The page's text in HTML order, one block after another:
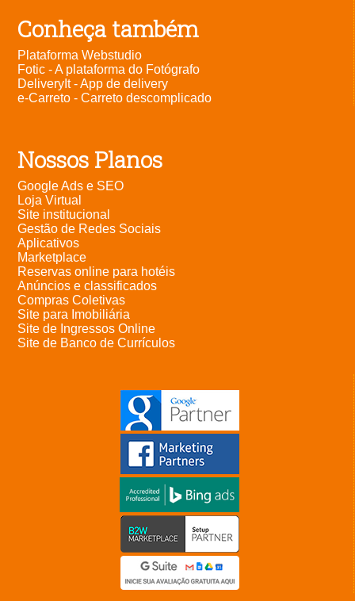
Conheça também
Plataforma Webstudio
Fotic - A plataforma do Fotógrafo
DeliveryIt - App de delivery
e-Carreto - Carreto descomplicado
Nossos Planos
Google Ads e SEO
Loja Virtual
Site institucional
Gestão de Redes Sociais
Aplicativos
Marketplace
Reservas online para hotéis
Anúncios e classificados
Compras Coletivas
Site para Imobiliária
Site de Ingressos Online
Site de Banco de Currículos